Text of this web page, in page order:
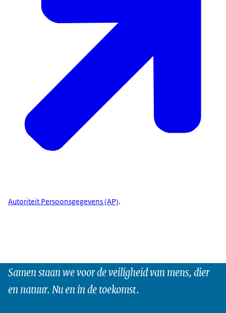
Autoriteit Persoonsgegevens (AP).
Samen staan we voor de veiligheid van mens, dier
en natuur. Nu en in de toekomst.